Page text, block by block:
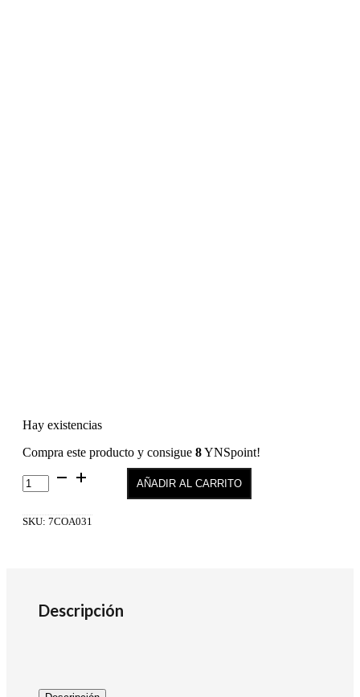
Hay existencias
Compra este producto y consigue 8YNSpoint!
Color
Permanente
Amoniaco
AÑADIR AL CARRITO
SKU: 7COA031
Descripción